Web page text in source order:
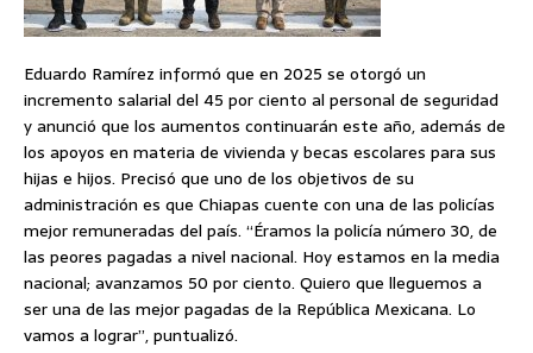
Eduardo Ramírez informó que en 2025 se otorgó un
incremento salarial del 45 por ciento al personal de seguridad
y anunció que los aumentos continuarán este año, además de
los apoyos en materia de vivienda y becas escolares para sus
hijas e hijos. Precisó que uno de los objetivos de su
administración es que Chiapas cuente con una de las policías
mejor remuneradas del país. “Éramos la policía número 30, de
las peores pagadas a nivel nacional. Hoy estamos en la media
nacional; avanzamos 50 por ciento. Quiero que lleguemos a
ser una de las mejor pagadas de la República Mexicana. Lo
vamos a lograr”, puntualizó.